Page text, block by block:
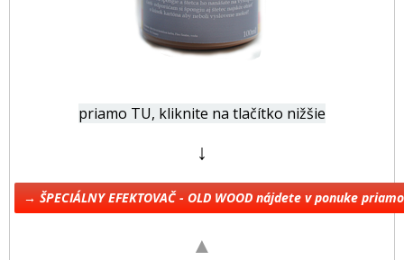
priamo TU, kliknite na tlačítko nižšie
↓
→ ŠPECIÁLNY EFEKTOVAČ - OLD WOOD nájdete v ponuke
▲